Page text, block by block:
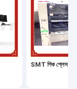
SMT পিক প্লেস